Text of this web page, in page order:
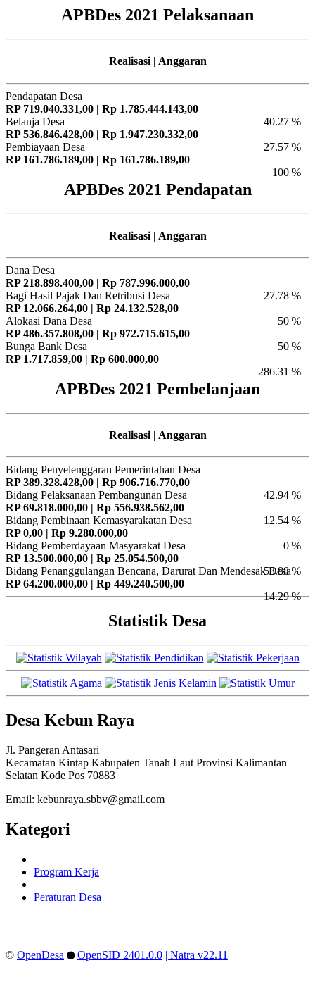
APBDes 2021 Pelaksanaan
Realisasi | Anggaran
Pendapatan Desa
RP 719.040.331,00 | Rp 1.785.444.143,00
40.27 %
Belanja Desa
RP 536.846.428,00 | Rp 1.947.230.332,00
27.57 %
Pembiayaan Desa
RP 161.786.189,00 | Rp 161.786.189,00
100 %
APBDes 2021 Pendapatan
Realisasi | Anggaran
Dana Desa
RP 218.898.400,00 | Rp 787.996.000,00
27.78 %
Bagi Hasil Pajak Dan Retribusi Desa
RP 12.066.264,00 | Rp 24.132.528,00
50 %
Alokasi Dana Desa
RP 486.357.808,00 | Rp 972.715.615,00
50 %
Bunga Bank Desa
RP 1.717.859,00 | Rp 600.000,00
286.31 %
APBDes 2021 Pembelanjaan
Realisasi | Anggaran
Bidang Penyelenggaran Pemerintahan Desa
RP 389.328.428,00 | Rp 906.716.770,00
42.94 %
Bidang Pelaksanaan Pembangunan Desa
RP 69.818.000,00 | Rp 556.938.562,00
12.54 %
Bidang Pembinaan Kemasyarakatan Desa
RP 0,00 | Rp 9.280.000,00
0 %
Bidang Pemberdayaan Masyarakat Desa
RP 13.500.000,00 | Rp 25.054.500,00
53.88 %
Bidang Penanggulangan Bencana, Darurat Dan Mendesak Desa
RP 64.200.000,00 | Rp 449.240.500,00
14.29 %
Statistik Desa
Desa Kebun Raya
Jl. Pangeran Antasari
Kecamatan Kintap Kabupaten Tanah Laut Provinsi Kalimantan
Selatan Kode Pos 70883
Email: kebunraya.sbbv@gmail.com
Kategori
Program Kerja
Peraturan Desa
© OpenDesa OpenSID 2401.0.0 | Natra v22.11